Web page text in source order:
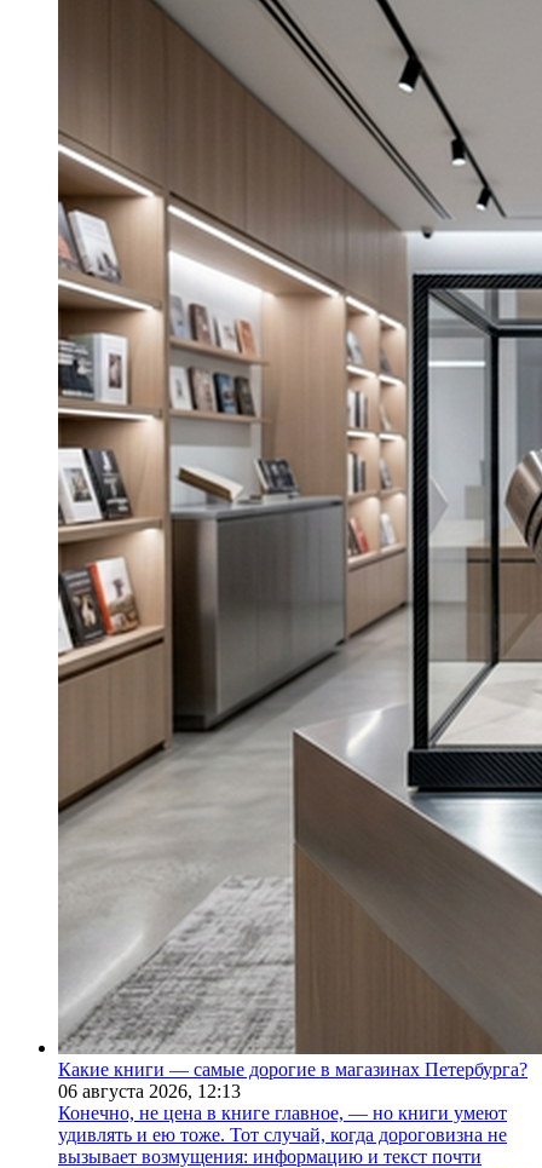
Какие книги — самые дорогие в магазинах Петербурга?
06 августа 2026, 12:13
Конечно, не цена в книге главное, — но книги умеют
удивлять и ею тоже. Тот случай, когда дороговизна не
вызывает возмущения: информацию и текст почти